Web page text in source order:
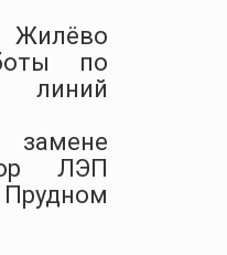
Жилёво
по
линий
замене
ЛЭП